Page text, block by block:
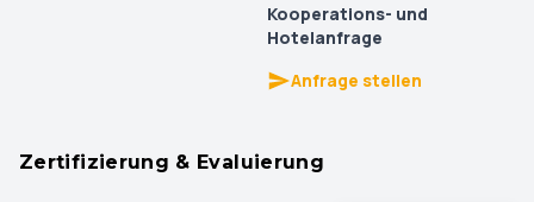
Kooperations- und
Hotelanfrage
Anfrage stellen
Zertifizierung & Evaluierung